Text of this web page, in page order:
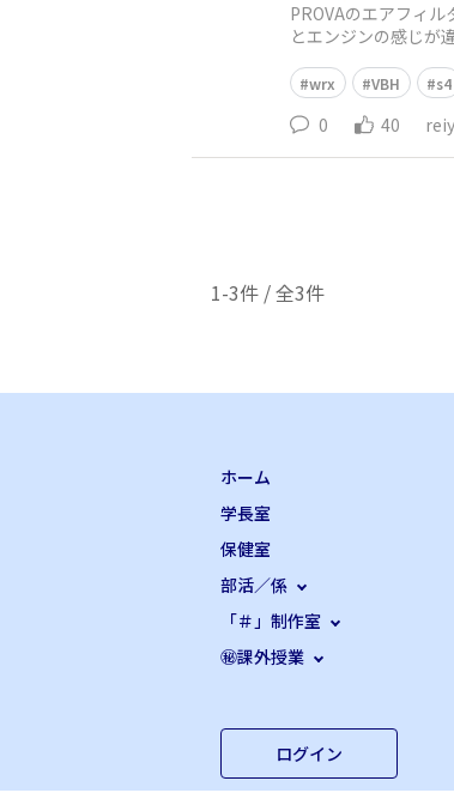
PROVAのエアフィ
とエンジンの感じが
wrx VBH s4
0 40
1-3件 / 全3件
ホーム
学長室
保健室
部活／係
「＃」制作室
㊙課外授業
ログイン